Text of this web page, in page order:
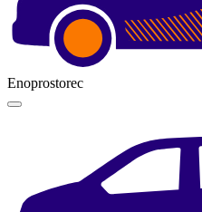
Enoprostorec